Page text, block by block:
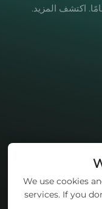
We use cookies
services. If you